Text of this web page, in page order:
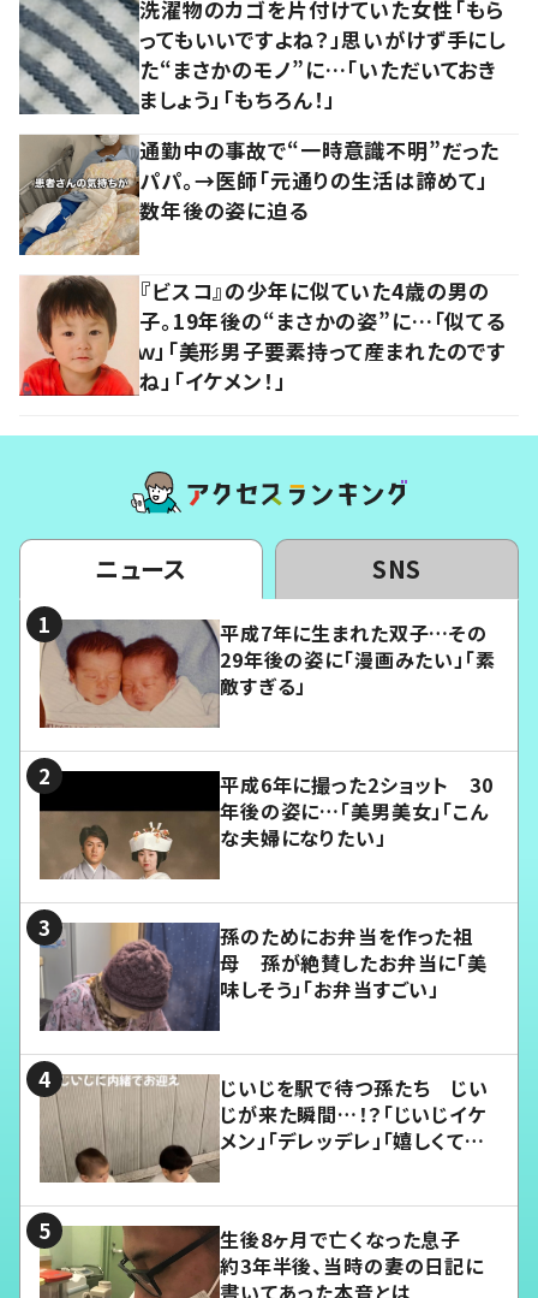
洗濯物のカゴを片付けていた女性「もら
ってもいいですよね？」思いがけず手にし
た“まさかのモノ”に…「いただいておき
ましょう」「もちろん！」
通勤中の事故で“一時意識不明”だった
パパ。→医師「元通りの生活は諦めて」
数年後の姿に迫る
『ビスコ』の少年に似ていた4歳の男の
子。19年後の“まさかの姿”に…「似てる
ｗ」「美形男子要素持って産まれたのです
ね」「イケメン！」
ニュース SNS
平成7年に生まれた双子…その
29年後の姿に「漫画みたい」「素
敵すぎる」
平成6年に撮った2ショット 30
年後の姿に…「美男美女」「こん
な夫婦になりたい」
孫のためにお弁当を作った祖
母 孫が絶賛したお弁当に「美
味しそう」「お弁当すごい」
じいじを駅で待つ孫たち じい
じが来た瞬間…！？「じいじイケ
メン」「デレッデレ」「嬉しくて可
生後8ヶ月で亡くなった息子
約3年半後、当時の妻の日記に
書いてあった本音とは